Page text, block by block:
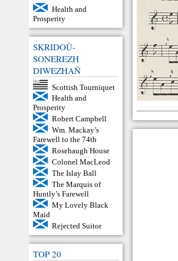
Health and
Prosperity
SKRIDOÙ-
SONEREZH
DIWEZHAÑ
Scottish Tourniquet
Health and
Prosperity
Robert Campbell
Wm. Mackay’s
Farewell to the 74th
Rosehaugh House
Colonel MacLeod
The Islay Ball
The Marquis of
Huntly’s Farewell
My Lovely Black
Maid
Rejected Suitor
TOP 20